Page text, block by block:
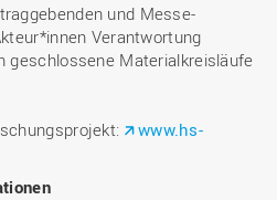
und Messe-
Verantwortung
geschlossene Materialkreisläufe
www.hs-